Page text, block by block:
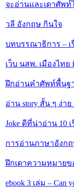
จะอ่านและเดาศัพท์
วลี อังกฤษ กินใจ
บทบรรณาธิการ –
เว็บ นสพ. เมืองไท
ฝึกอ่านคำศัพท์พื้นฐ
อ่าน story สั้น ๆ ง่าย
Joke ดีที่น่าอ่าน 10 เ
การอ่านภาษาอังก
ฝึกเดาความหมายข
ebook 3 เล่ม – Can